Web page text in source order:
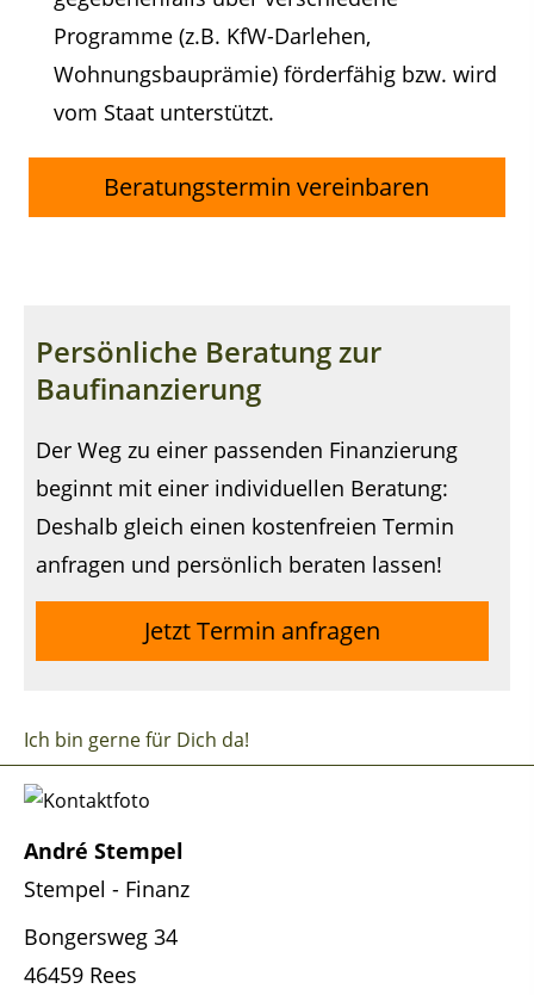
Programme (z.B. KfW-Darlehen,
Wohnungsbauprämie) förderfähig bzw. wird
vom Staat unterstützt.
Beratungstermin vereinbaren
Persönliche Beratung zur
Baufinanzierung
Der Weg zu einer passenden Finanzierung
beginnt mit einer individuellen Beratung:
Deshalb gleich einen kostenfreien Termin
anfragen und persönlich beraten lassen!
Jetzt Termin anfragen
Ich bin gerne für Dich da!
André Stempel
Stempel - Finanz
Bongersweg 34
46459 Rees